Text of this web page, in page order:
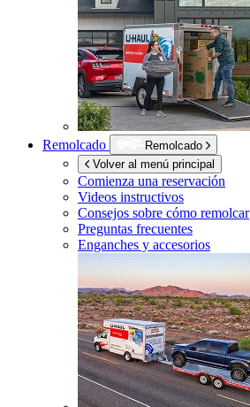
Remolcado
Remolcado
Volver al menú principal
Comienza una reservación
Videos instructivos
Consejos sobre cómo remolcar
Preguntas frecuentes
Enganches y accesorios